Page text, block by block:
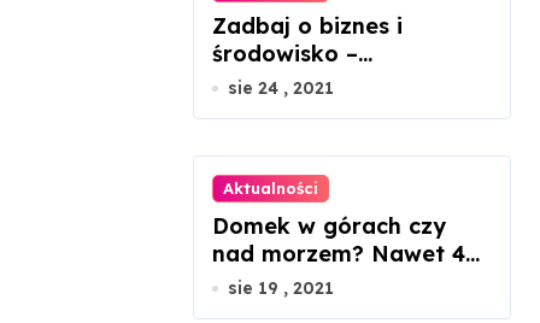
Zadbaj o biznes i
środowisko –
ekologiczne porady dla
sie 24 , 2021
Aktualności
Domek w górach czy
nad morzem? Nawet 45
proc. wzrosty cen
sie 19 , 2021